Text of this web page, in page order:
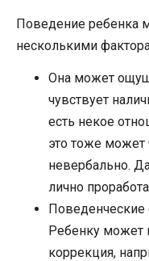
Поведение ребенка
несколькими
Она может
чувствует
есть некое
это тоже может
невербально.
лично
Поведенческие
Ребенку может
коррекция,